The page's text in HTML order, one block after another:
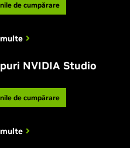
de cumpărare
NVIDIA Studio
de cumpărare